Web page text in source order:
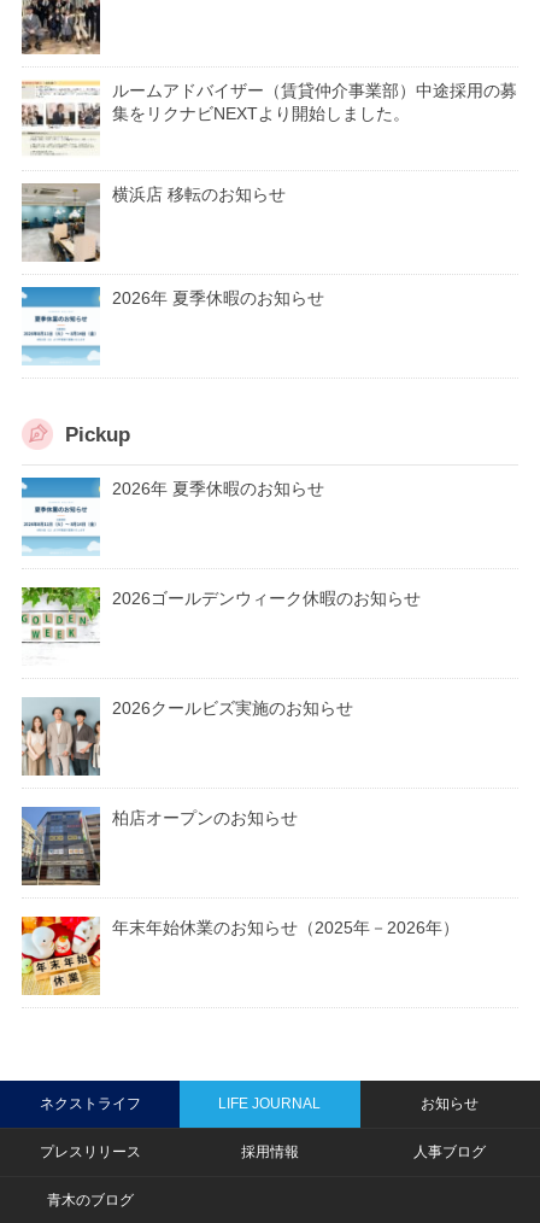
ルームアドバイザー（賃貸仲介事業部）中途採用の募
集をリクナビNEXTより開始しました。
横浜店 移転のお知らせ
2026年 夏季休暇のお知らせ
Pickup
2026年 夏季休暇のお知らせ
2026ゴールデンウィーク休暇のお知らせ
2026クールビズ実施のお知らせ
柏店オープンのお知らせ
年末年始休業のお知らせ（2025年－2026年）
ネクストライフ LIFE JOURNAL お知らせ
プレスリリース 採用情報 人事ブログ
青木のブログ